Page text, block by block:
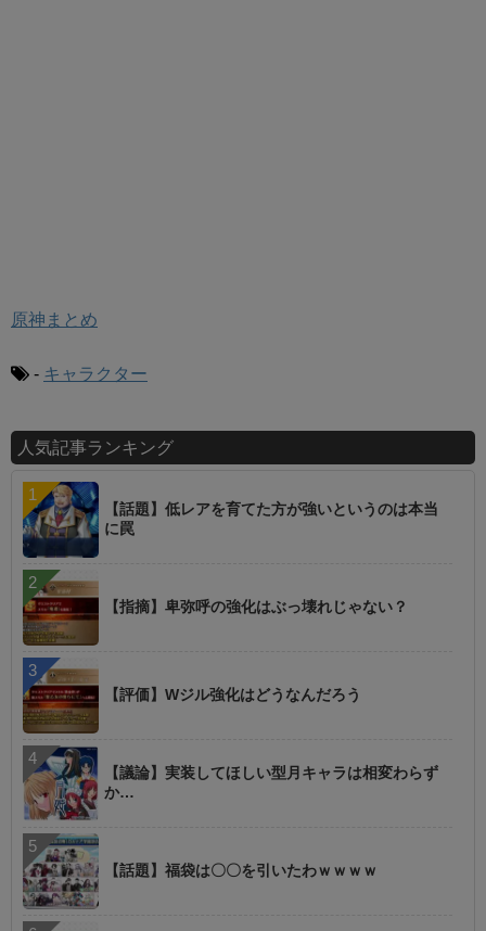
原神まとめ
- キャラクター
人気記事ランキング
【話題】低レアを育てた方が強いというのは本当
に罠
【指摘】卑弥呼の強化はぶっ壊れじゃない？
【評価】Wジル強化はどうなんだろう
【議論】実装してほしい型月キャラは相変わらず
か…
【話題】福袋は〇〇を引いたわｗｗｗｗ